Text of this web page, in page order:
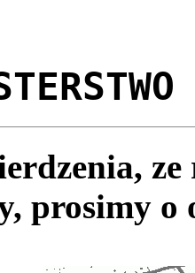
prosimy o